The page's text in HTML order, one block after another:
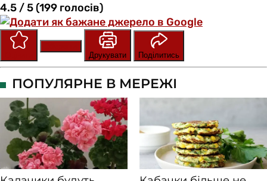
4.5 / 5 (199 голосів)
Друкувати
Поділитись